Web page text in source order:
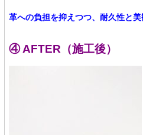
革への負担を抑えつつ、耐久性と美
④ AFTER（施工後）